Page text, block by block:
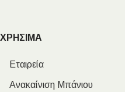
ΧΡΗΣΙΜΑ
Εταιρεία
Ανακαίνιση Μπάνιου